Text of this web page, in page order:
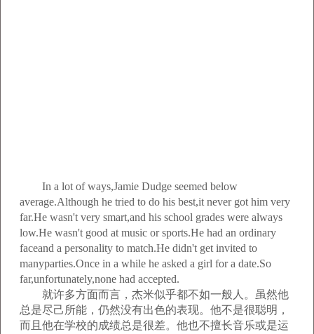
In a lot of ways,Jamie Dudge seemed below
average.Although he tried to do his best,it never got him very
far.He wasn't very smart,and his school grades were always
low.He wasn't good at music or sports.He had an ordinary
faceand a personality to match.He didn't get invited to
manyparties.Once in a while he asked a girl for a date.So
far,unfortunately,none had accepted.
就许多方面而言，杰米似乎都不如一般人。虽然他
总是尽己所能，仍然没有出色的表现。他不是很聪明，
而且他在学校的成绩总是很差。他也不擅长音乐或是运